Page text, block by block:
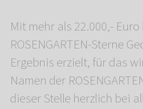
Mit mehr als 22.000,-
ROSENGARTEN-Sterne
Ergebnis erzielt, für das
Namen der
dieser Stelle herzlich bei